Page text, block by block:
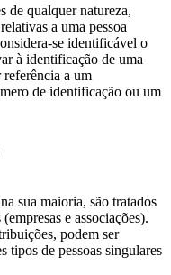
de qualquer natureza,
a uma pessoa
se identificável o
à identificação de uma
referência a um
de identificação ou um
sua maioria, são tratados
e associações).
podem ser
tipos de pessoas singulares